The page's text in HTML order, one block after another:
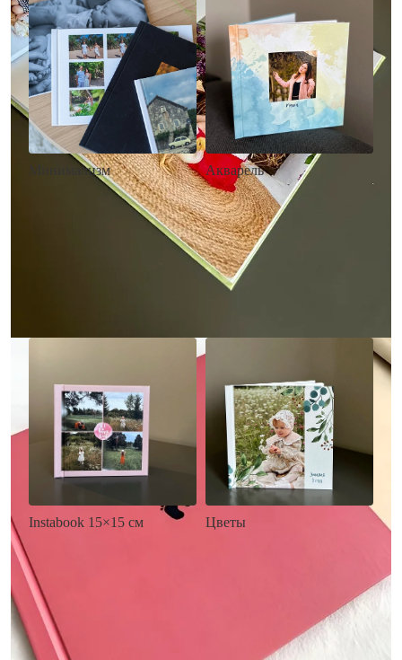
Минимализм
• Загрузка фото и текста
Акварель
• Декор в стиле
акварельных красок
• Выбор цвета фона
• Загрузка фото и текста
Заказать
Instabook 15×15 см
• Выбор цвета фона
• Загрузка фото и текста
Заказать
Цветы